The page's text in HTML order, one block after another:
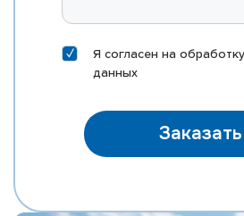
Я согласен на
данных
Заказать